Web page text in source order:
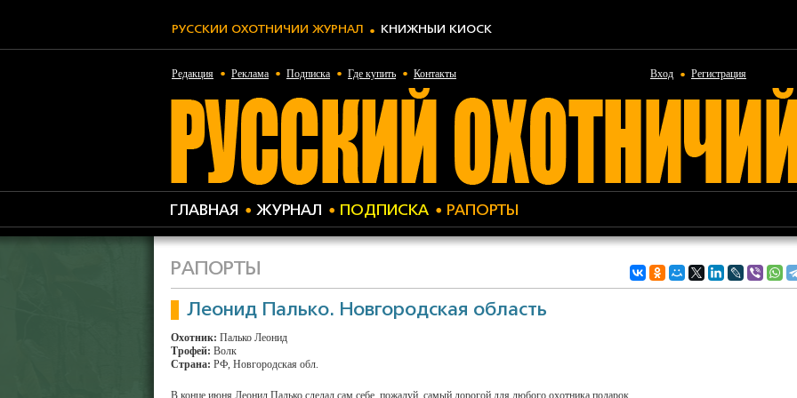
РУССКИЙ ОХОТНИЧИЙ ЖУРНАЛ КНИЖНЫЙ КИОСК
Вход Регистрация
Редакция Реклама Подписка Где купить Контакты
ГЛАВНАЯ ЖУРНАЛ ПОДПИСКА РАПОРТЫ
РАПОРТЫ
Леонид Палько. Новгородская область
Охотник: Палько Леонид
Трофей: Волк
Страна: РФ, Новгородская обл.
В конце июня Леонид Палько сделал сам себе, пожалуй, самый дорогой для любого охотника подарок.